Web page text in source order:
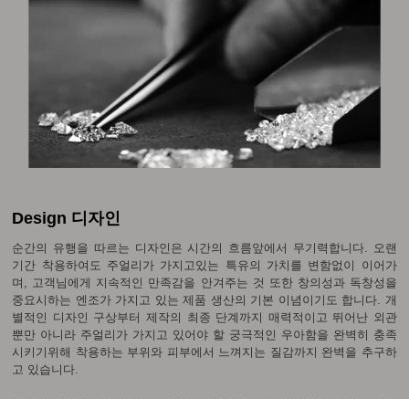
Design 디자인
순간의 유행을 따르는 디자인은 시간의 흐름앞에서 무기력합니다. 오랜
기간 착용하여도 주얼리가 가지고있는 특유의 가치를 변함없이 이어가
며, 고객님에게 지속적인 만족감을 안겨주는 것 또한 창의성과 독창성을
중요시하는 엔조가 가지고 있는 제품 생산의 기본 이념이기도 합니다. 개
별적인 디자인 구상부터 제작의 최종 단계까지 매력적이고 뛰어난 외관
뿐만 아니라 주얼리가 가지고 있어야 할 궁극적인 우아함을 완벽히 충족
시키기위해 착용하는 부위와 피부에서 느껴지는 질감까지 완벽을 추구하
고 있습니다.